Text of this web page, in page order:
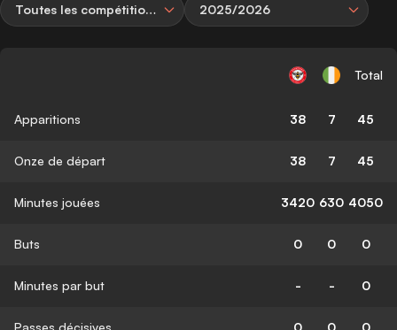
Toutes les compétitions 2025/2026
Total
Apparitions 38 7 45
Onze de départ 38 7 45
Minutes jouées 3420 630 4050
Buts 0 0 0
Minutes par but - - 0
Passes décisives 0 0 0